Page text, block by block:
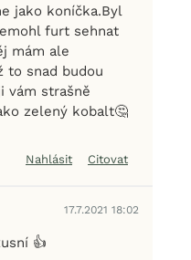
jako koníčka.Byl
furt sehnat
mám ale
to snad budou
vám strašně
zelený kobalt🤔
Nahlásit Citovat
17.7.2021 18:02
👍